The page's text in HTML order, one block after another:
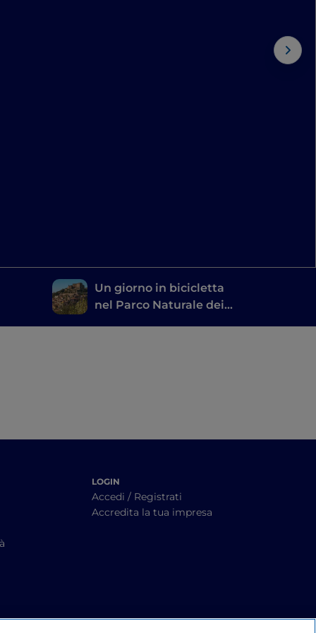
Un giorno in bicicletta
nel Parco Naturale dei
LOGIN
Accedi / Registrati
Accredita la tua impresa